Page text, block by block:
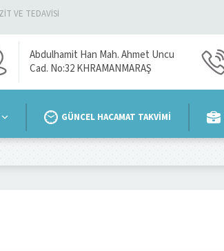
VE TEDAVİSİ
Abdulhamit Han Mah. Ahmet Uncu
Cad. No:32 KHRAMANMARAŞ
GÜNCEL HACAMAT TAKVİMİ